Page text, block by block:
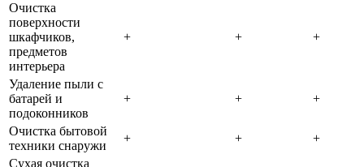
Очистка
поверхности
шкафчиков,
предметов
интерьера
+ + +
Удаление пыли с
батарей и
подоконников
+ + +
Очистка бытовой
техники снаружи
+ +
+
Сухая очистка